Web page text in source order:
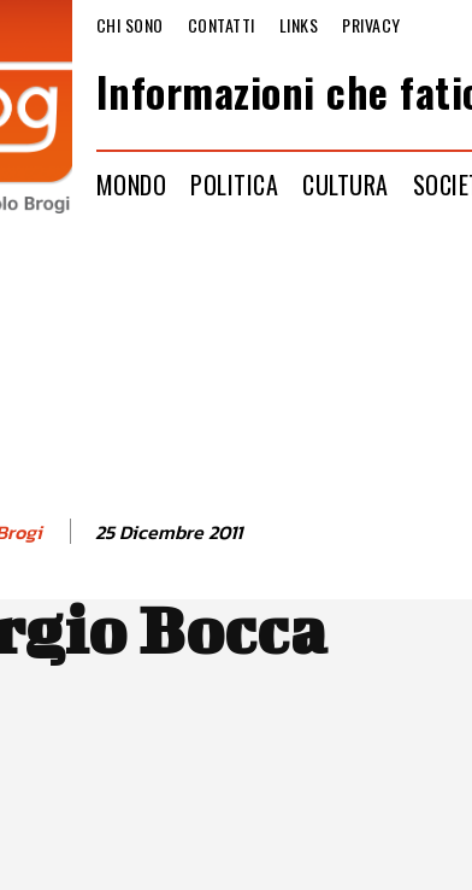
CHI SONO CONTATTI LINKS PRIVACY
Informazioni che
MONDO POLITICA CULTURA
25 Dicembre 2011
Bocca